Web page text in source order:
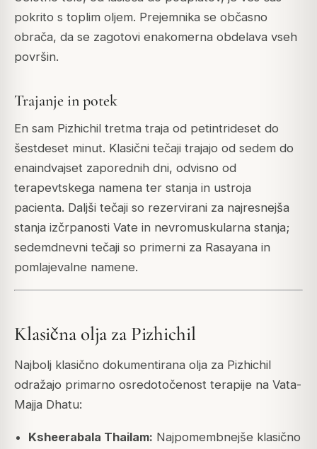
pokrito s toplim oljem. Prejemnika se občasno
obrača, da se zagotovi enakomerna obdelava vseh
površin.
Trajanje in potek
En sam Pizhichil tretma traja od petintrideset do
šestdeset minut. Klasični tečaji trajajo od sedem do
enaindvajset zaporednih dni, odvisno od
terapevtskega namena ter stanja in ustroja
pacienta. Daljši tečaji so rezervirani za najresnejša
stanja izčrpanosti Vate in nevromuskularna stanja;
sedemdnevni tečaji so primerni za Rasayana in
pomlajevalne namene.
Klasična olja za Pizhichil
Najbolj klasično dokumentirana olja za Pizhichil
odražajo primarno osredotočenost terapije na Vata-
Majja Dhatu:
Ksheerabala Thailam: Najpomembnejše klasično